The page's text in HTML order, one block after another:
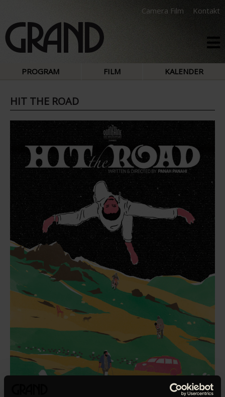
Camera Film Kontakt
PROGRAM FILM KALENDER
HIT THE ROAD